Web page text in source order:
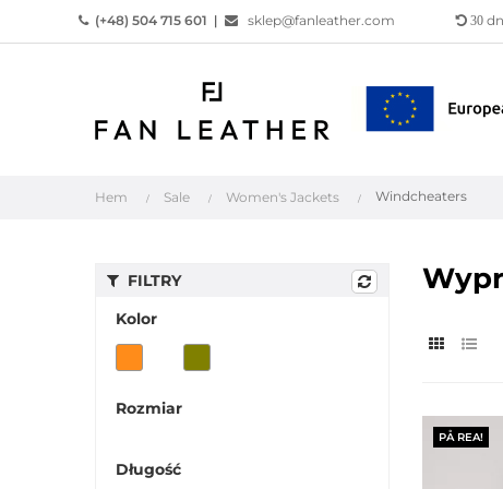
(+48) 504 715 601 | sklep@fanleather.com 30
Hem Sale Women's Jackets Windcheaters
FILTRY
Kolor
Rozmiar
Długość
PÅ REA!